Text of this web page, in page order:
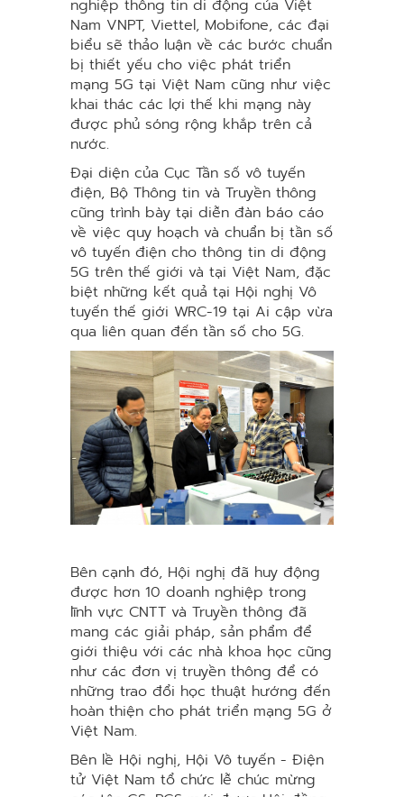
nghiệp thông tin di động của Việt
Nam VNPT, Viettel, Mobifone, các đại
biểu sẽ thảo luận về các bước chuẩn
bị thiết yếu cho việc phát triển
mạng 5G tại Việt Nam cũng như việc
khai thác các lợi thế khi mạng này
được phủ sóng rộng khắp trên cả
nước.
Đại diện của Cục Tần số vô tuyến
điện, Bộ Thông tin và Truyền thông
cũng trình bày tại diễn đàn báo cáo
về việc quy hoạch và chuẩn bị tần số
vô tuyến điện cho thông tin di động
5G trên thế giới và tại Việt Nam, đặc
biệt những kết quả tại Hội nghị Vô
tuyến thế giới WRC-19 tại Ai cập vừa
qua liên quan đến tần số cho 5G.
Bên cạnh đó, Hội nghị đã huy động
được hơn 10 doanh nghiệp trong
lĩnh vực CNTT và Truyền thông đã
mang các giải pháp, sản phẩm để
giới thiệu với các nhà khoa học cũng
như các đơn vị truyền thông để có
những trao đổi học thuật hướng đến
hoàn thiện cho phát triển mạng 5G ở
Việt Nam.
Bên lề Hội nghị, Hội Vô tuyến - Điện
tử Việt Nam tổ chức lễ chúc mừng